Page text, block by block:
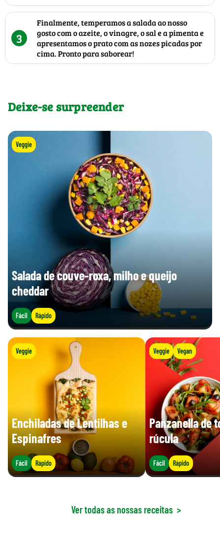
3
Finalmente, temperamos a salada ao nosso
gosto com o azeite, o vinagre, o sal e a pimenta e
apresentamos o prato com as nozes picadas por
cima. Pronto para saborear!
Deixe-se surpreender
Veggie
Salada de couve-roxa, milho e queijo
cheddar
Fácil Rápido
Veggie
Enchiladas de Lentilhas e
Espinafres
Fácil Rápido
Veggie Vegan
Panzanella de
rúcula
Fácil Rápido
Ver todas as nossas receitas >